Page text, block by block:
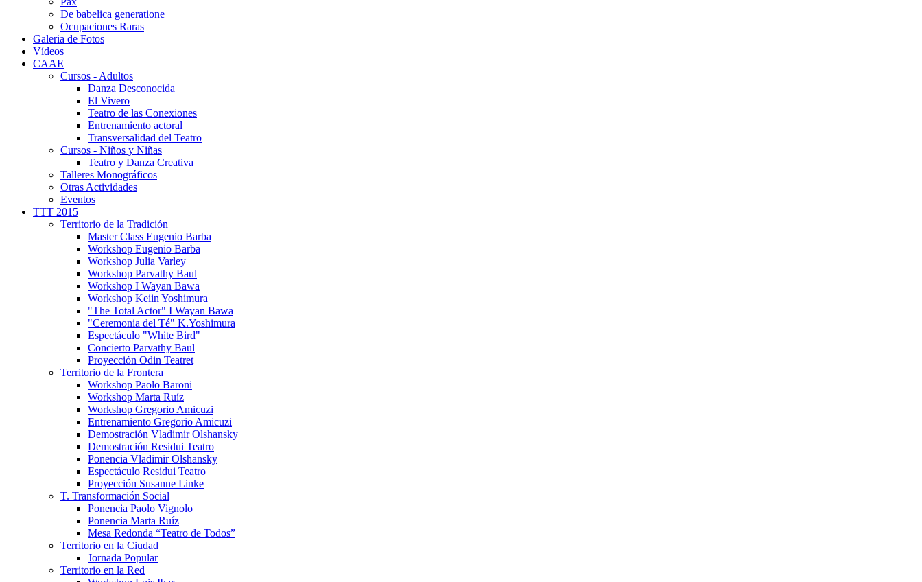
De babelica generatione
Ocupaciones Raras
Galeria de Fotos
Vídeos
CAAE
Cursos - Adultos
Danza Desconocida
El Vivero
Teatro de las Conexiones
Entrenamiento actoral
Transversalidad del Teatro
Cursos - Niños y Niñas
Teatro y Danza Creativa
Talleres Monográficos
Otras Actividades
Eventos
TTT 2015
Territorio de la Tradición
Master Class Eugenio Barba
Workshop Eugenio Barba
Workshop Julia Varley
Workshop Parvathy Baul
Workshop I Wayan Bawa
Workshop Keiin Yoshimura
"The Total Actor" I Wayan Bawa
"Ceremonia del Té" K.Yoshimura
Espectáculo "White Bird"
Concierto Parvathy Baul
Proyección Odin Teatret
Territorio de la Frontera
Workshop Paolo Baroni
Workshop Marta Ruíz
Workshop Gregorio Amicuzi
Entrenamiento Gregorio Amicuzi
Demostración Vladimir Olshansky
Demostración Residui Teatro
Ponencia Vladimir Olshansky
Espectáculo Residui Teatro
Proyección Susanne Linke
T. Transformación Social
Ponencia Paolo Vignolo
Ponencia Marta Ruíz
Mesa Redonda “Teatro de Todos”
Territorio en la Ciudad
Jornada Popular
Territorio en la Red